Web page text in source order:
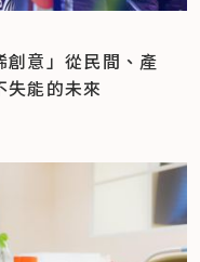
創意」從民間、產
失能的未來